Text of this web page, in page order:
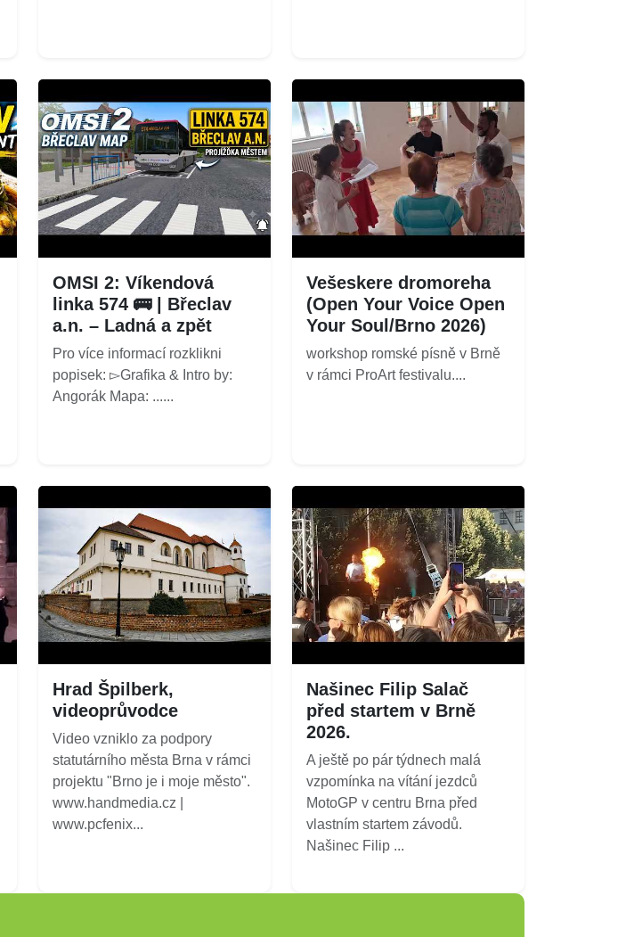
OMSI 2: Víkendová
linka 574 🚌 | Břeclav
a.n. – Ladná a zpět
Pro více informací rozklikni
popisek: ▻Grafika & Intro by:
Angorák Mapa: ......
Vešeskere dromoreha
(Open Your Voice Open
Your Soul/Brno 2026)
workshop romské písně v Brně
v rámci ProArt festivalu....
Hrad Špilberk,
videoprůvodce
Video vzniklo za podpory
statutárního města Brna v rámci
projektu "Brno je i moje město".
www.handmedia.cz |
www.pcfenix...
Našinec Filip Salač
před startem v Brně
2026.
A ještě po pár týdnech malá
vzpomínka na vítání jezdců
MotoGP v centru Brna před
vlastním startem závodů.
Našinec Filip ...